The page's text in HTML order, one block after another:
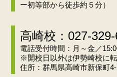
ー初等部から徒歩約５分）
高崎校：027-
電話受付時間：月～金／
※開校日以外は伊勢崎校に転
住所：群馬県高崎市新保町